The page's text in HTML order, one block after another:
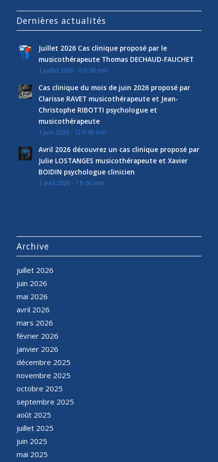
Dernières actualités
Juillet 2026 Cas clinique proposé par le
musicothérapeute Thomas DECHAUD-FAUCHET
1 juillet 2026 - 6 h 00 min
Cas clinique du mois de juin 2026 proposé par
Clarisse RAVET musicothérapeute et Jean-
Christophe RIBOTTI psychologue et
musicothérapeute
1 juin 2026 - 12 h 45 min
Avril 2026 découvrez un cas clinique proposé par
Julie LOSTANGES musicothérapeute et Xavier
BOIDIN psychologue clinicien
1 avril 2026 - 7 h 00 min
Archive
juillet 2026
juin 2026
mai 2026
avril 2026
mars 2026
février 2026
janvier 2026
décembre 2025
novembre 2025
octobre 2025
septembre 2025
août 2025
juillet 2025
juin 2025
mai 2025